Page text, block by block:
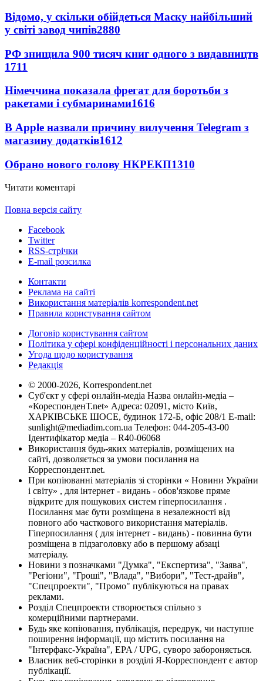
Відомо, у скільки обійдеться Маску найбільший
у світі завод чипів2880
РФ знищила 900 тисяч книг одного з видавництв
1711
Німеччина показала фрегат для боротьби з
ракетами і субмаринами1616
В Apple назвали причину вилучення Telegram з
магазину додатків1612
Обрано нового голову НКРЕКП1310
Читати коментарі
Повна версія сайту
Facebook
Twitter
RSS-стрічки
E-mail розсилка
Контакти
Реклама на сайті
Використання матеріалів korrespondent.net
Правила користування сайтом
Договір користування сайтом
Політика у сфері конфіденційності і персональних даних
Угода щодо користування
Редакція
© 2000-2026, Korrespondent.net
Суб'єкт у сфері онлайн-медіа Назва онлайн-медіа –
«КореспонденТ.net» Адреса: 02091, місто Київ,
ХАРКІВСЬКЕ ШОСЕ, будинок 172-Б, офіс 208/1 E-mail:
sunlight@mediadim.com.ua Телефон: 044-205-43-00
Ідентифікатор медіа – R40-06068
Використання будь-яких матеріалів, розміщених на
сайті, дозволяється за умови посилання на
Корреспондент.net.
При копіюванні матеріалів зі сторінки « Новини України
і світу» , для інтернет - видань - обов'язкове пряме
відкрите для пошукових систем гіперпосилання .
Посилання має бути розміщена в незалежності від
повного або часткового використання матеріалів.
Гіперпосилання ( для інтернет - видань) - повинна бути
розміщена в підзаголовку або в першому абзаці
матеріалу.
Новини з позначками "Думка", "Експертиза", "Заява",
"Регіони", "Гроші", "Влада", "Вибори", "Тест-драйв",
"Спецпроекти", "Промо" публікуються на правах
реклами.
Розділ Спецпроекти створюється спільно з
комерційними партнерами.
Будь яке копіювання, публікація, передрук, чи наступне
поширення інформації, що містить посилання на
"Інтерфакс-Україна", EPA / UPG, суворо забороняється.
Власник веб-сторінки в розділі Я-Корреспондент є автор
публікації.